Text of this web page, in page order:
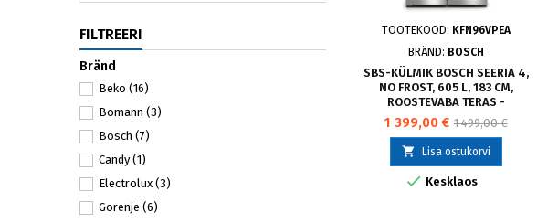
FILTREERI
Bränd
Beko (16)
Bomann (3)
Bosch (7)
Candy(1)
Electrolux (3)
Gorenje (6)
TOOTEKOOD: KFN96VPEA
BRÄND: BOSCH
SBS-KÜLMIK BOSCH SEERIA 4,
NO FROST, 605 L, 183 CM,
ROOSTEVABA TERAS -
KFN96VPEA
1 399,00 € 1 499,00 €
 Lisa ostukorvi
 Kesklaos